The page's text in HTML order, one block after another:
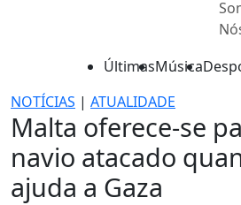
ÚltimasMúsica
NOTÍCIAS | ATUALIDADE
Malta oferece-se
navio atacado
ajuda a Gaza